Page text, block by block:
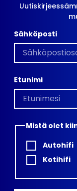
Sähköposti
Etunimi
Mistä olet
Autohifi
Kotihifi